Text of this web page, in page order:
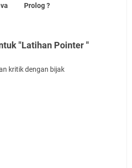
Prolog ?
"Latihan Pointer "
kritik dengan bijak